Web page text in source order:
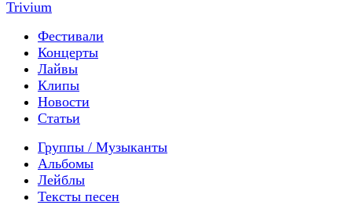
Trivium
Фестивали
Концерты
Лайвы
Клипы
Новости
Статьи
Группы / Музыканты
Альбомы
Лейблы
Тексты песен